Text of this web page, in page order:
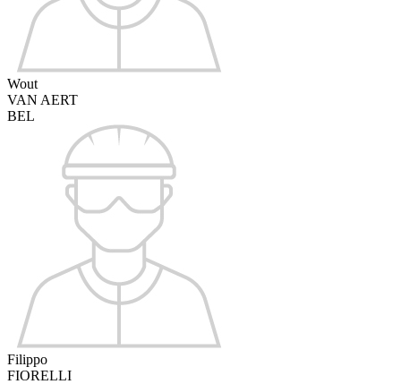
Wout
VAN AERT
BEL
Filippo
FIORELLI